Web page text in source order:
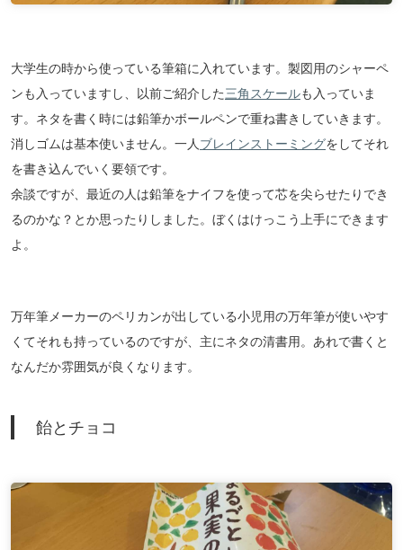
大学生の時から使っている筆箱に入れています。製図用のシャーペ
ンも入っていますし、以前ご紹介した三角スケールも入っていま
す。ネタを書く時には鉛筆かボールペンで重ね書きしていきます。
消しゴムは基本使いません。一人 ブレインストーミングをしてそれ
を書き込んでいく要領です。
余談ですが、最近の人は鉛筆をナイフを使って芯を尖らせたりでき
るのかな？とか思ったりしました。ぼくはけっこう上手にできます
よ。
万年筆メーカーのペリカンが出している小児用の万年筆が使いやす
くてそれも持っているのですが、主にネタの清書用。あれで書くと
なんだか雰囲気が良くなります。
飴とチョコ